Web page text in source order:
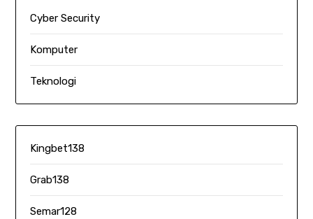
Cyber Security
Komputer
Teknologi
Kingbet138
Grab138
Semar128